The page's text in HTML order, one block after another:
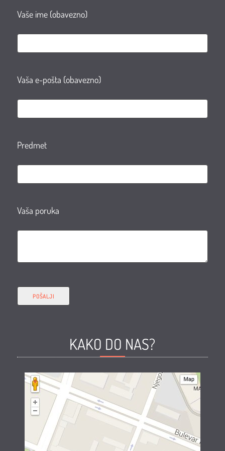
Vaše ime (obavezno)
Vaša e-pošta (obavezno)
Predmet
Vaša poruka
KAKO DO NAS?